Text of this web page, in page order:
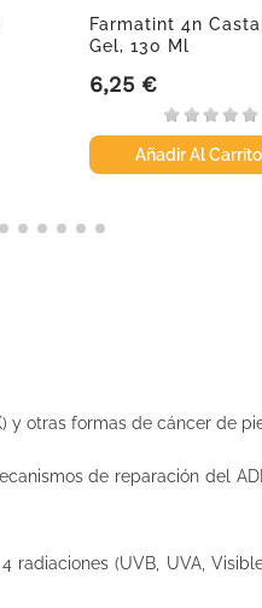
Farmatint 4n
Gel, 130 Ml
Precio
6,25 €
Añadir Al Carrito
y otras formas de cáncer de
de reparación del
(UVB, UVA,